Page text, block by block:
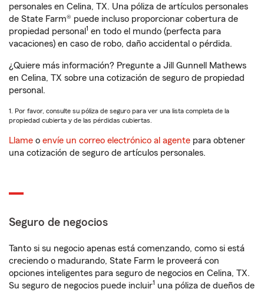
personales en Celina, TX. Una póliza de artículos personales
de State Farm® puede incluso proporcionar cobertura de
propiedad personal 1 en todo el mundo (perfecta para
vacaciones) en caso de robo, daño accidental o pérdida.
¿Quiere más información? Pregunte a Jill Gunnell Mathews
en Celina, TX sobre una cotización de seguro de propiedad
personal.
1. Por favor, consulte su póliza de seguro para ver una lista completa de la
propiedad cubierta y de las pérdidas cubiertas.
Llame o envíe un correo electrónico al agente para obtener
una cotización de seguro de artículos personales.
Seguro de negocios
Tanto si su negocio apenas está comenzando, como si está
creciendo o madurando, State Farm le proveerá con
opciones inteligentes para seguro de negocios en Celina, TX.
Su seguro de negocios puede incluir1 una póliza de dueños de